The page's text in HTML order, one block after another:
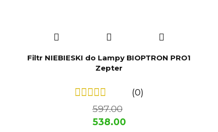
Filtr NIEBIESKI do Lampy BIOPTRON PRO1
Zepter
(0)
597.00
538.00